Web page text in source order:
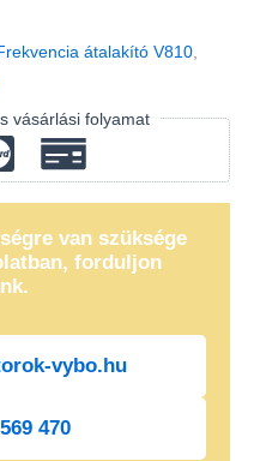
átalakító V810
vásárlási folyamat
van szüksége
forduljon
vybo.hu
470